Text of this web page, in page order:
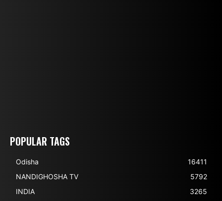
POPULAR TAGS
Odisha
16411
NANDIGHOSHA TV
5792
INDIA
3265